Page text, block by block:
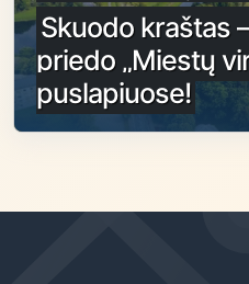
Skuodo kraštas
priedo „Miestų
puslapiuose!